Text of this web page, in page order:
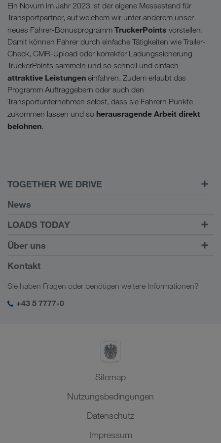
Ein Novum im Jahr 2023 ist der eigene Messestand für
Transportpartner, auf welchem wir unter anderem unser
neues Fahrer-Bonusprogramm TruckerPoints vorstellen.
Damit können Fahrer durch einfache Tätigkeiten wie Trailer-
Check, CMR-Upload oder korrekter Ladungssicherung
TruckerPoints sammeln und so schnell und einfach
attraktive Leistungen einfahren. Zudem erlaubt das
Programm Auftraggebern oder auch den
Transportunternehmen selbst, dass sie Fahrern Punkte
zukommen lassen und so herausragende Arbeit direkt
belohnen.
TOGETHER WE DRIVE
WE LOAD
Carrier Services
Onboarding
News
LOADS TODAY
Fracht finden mit
LOADS TODAY
Mehr erfahren
Zum Login
Über uns
Firmeninformation
SHEQ-Management
Kontakt
Sie haben Fragen oder benötigen weitere Informationen?
+43 5 7777-0
Sitemap
Nutzungsbedingungen
Datenschutz
Impressum